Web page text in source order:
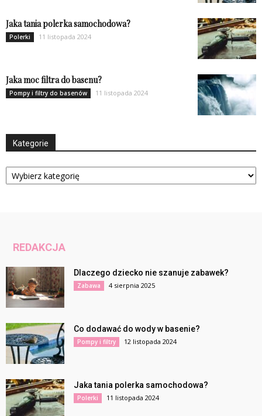
Jaka tania polerka samochodowa?
Polerki 11 listopada 2024
Jaka moc filtra do basenu?
Pompy i filtry do basenów 11 listopada 2024
Kategorie
Kategorie
REDAKCJA
Dlaczego dziecko nie szanuje zabawek?
Zabawa 4 sierpnia 2025
Co dodawać do wody w basenie?
Pompy i filtry 12 listopada 2024
Jaka tania polerka samochodowa?
Polerki 11 listopada 2024